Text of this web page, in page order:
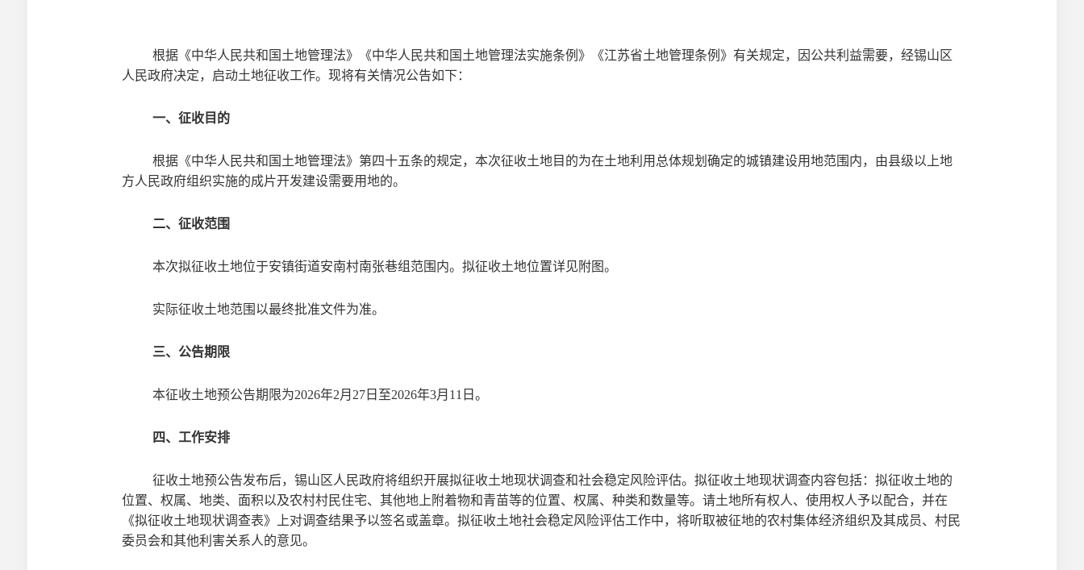
根据《中华人民共和国土地管理法》《中华人民共和国土地管理法实施条例》《江苏省土地管理条例》有关规定，因公共利益需要，经锡山区
人民政府决定，启动土地征收工作。现将有关情况公告如下：
一、征收目的
根据《中华人民共和国土地管理法》第四十五条的规定，本次征收土地目的为在土地利用总体规划确定的城镇建设用地范围内，由县级以上地
方人民政府组织实施的成片开发建设需要用地的。
二、征收范围
本次拟征收土地位于安镇街道安南村南张巷组 范围内。拟征收土地位置详见附图。
实际征收土地范围以最终批准文件为准。
三、公告期限
本征收土地预公告期限为2026年2月 27日至2026年3月 11 日。
四、工作安排
征收土地预公告发布后， 锡山区人民政府将组织开展拟征收土地现状调查和社会稳定风险评估。拟征收土地现状调查内容包括：拟征收土地的
位置、权属、地类、面积以及农村村民住宅、其他地上附着物和青苗等的位置、权属、种类和数量等。请土地所有权人、使用权人予以配合，并在
《拟征收土地现状调查表》上对调查结果予以签名或盖章。拟征收土地社会稳定风险评估工作中，将听取被征地的农村集体经济组织及其成员、村民
委员会和其他利害关系人的意见。